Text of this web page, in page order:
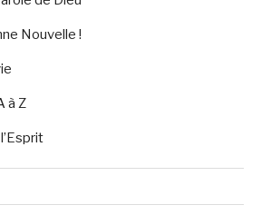
Nouvelle !
à Z